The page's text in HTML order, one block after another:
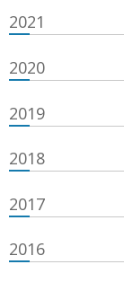
2021
2020
2019
2018
2017
2016